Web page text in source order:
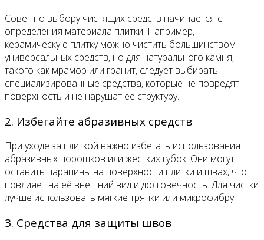
Совет по выбору чистящих средств начинается с
определения материала плитки. Например,
керамическую плитку можно чистить большинством
универсальных средств, но для натурального камня,
такого как мрамор или гранит, следует выбирать
специализированные средства, которые не повредят
поверхность и не нарушат её структуру.
2. Избегайте абразивных средств
При уходе за плиткой важно избегать использования
абразивных порошков или жестких губок. Они могут
оставить царапины на поверхности плитки и швах, что
повлияет на её внешний вид и долговечность. Для чистки
лучше использовать мягкие тряпки или микрофибру.
3. Средства для защиты швов